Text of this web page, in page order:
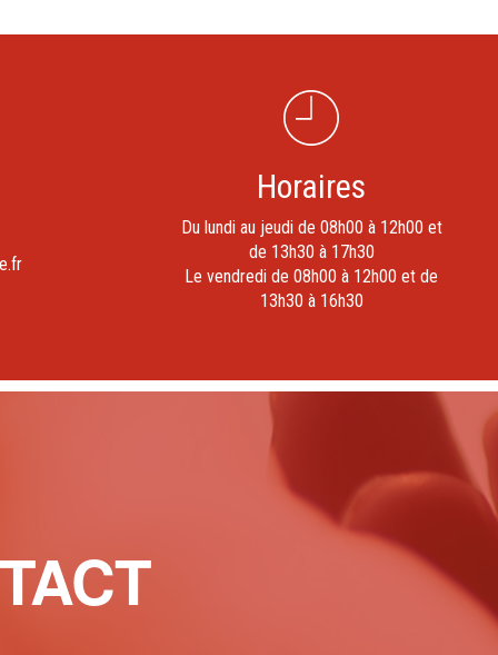
Horaires
Du lundi au jeudi de 08h00 à 12h00 et
de 13h30 à 17h30
Le vendredi de 08h00 à 12h00 et de
13h30 à 16h30